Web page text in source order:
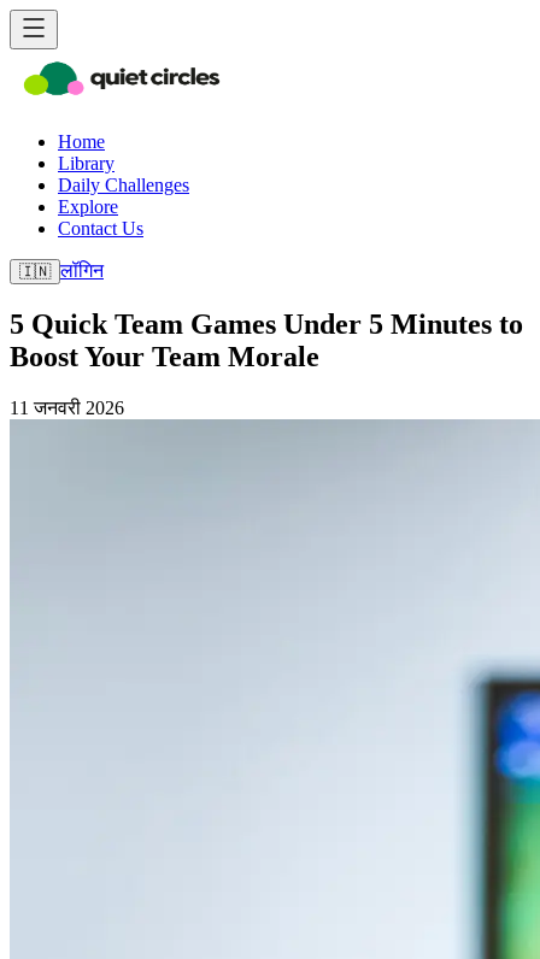
Home
Library
Daily Challenges
Explore
Contact Us
🇮🇳 लॉगिन
5 Quick Team Games Under 5 Minutes to
Boost Your Team Morale
11 जनवरी 2026